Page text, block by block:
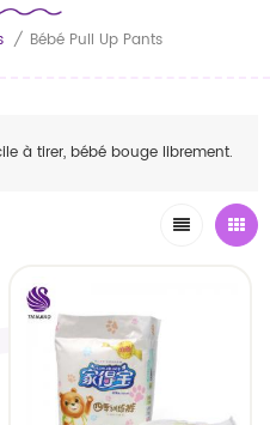
/ Bébé Pull Up Pants
à tirer, bébé bouge librement.